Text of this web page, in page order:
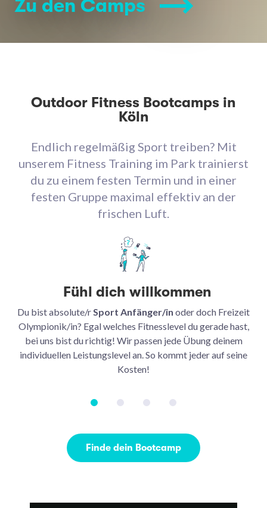
Zu den Camps
Outdoor Fitness Bootcamps in
Köln
Endlich regelmäßig Sport treiben? Mit
unserem Fitness Training im Park trainierst
du zu einem festen Termin und in einer
festen Gruppe maximal effektiv an der
frischen Luft.
Fühl dich willkommen
Du bist absolute/rSport Anfänger/in oder doch Freizeit
Olympionik/in? Egal welches Fitnesslevel du gerade hast,
bei uns bist du richtig! Wir passen jede Übung deinem
individuellen Leistungslevel an. So kommt jeder auf seine
Kosten!
Finde dein Bootcamp